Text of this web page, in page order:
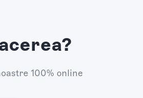
100% online